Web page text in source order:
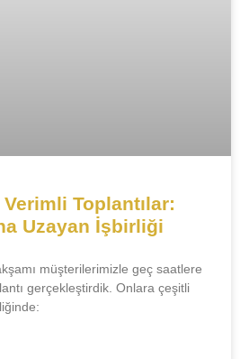
Toplantılar:
Uzayan İşbirliği
müşterilerimizle geç saatlere
gerçekleştirdik. Onlara çeşitli